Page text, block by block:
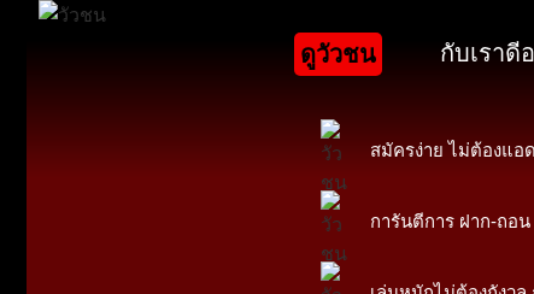
ดูวัวชน กับเราดี
สมัครง่าย ไม่ต้องแอ
การันตีการ ฝาก-ถอ